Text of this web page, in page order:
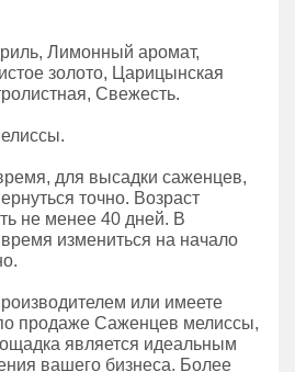
Лимонный аромат,
золото, Царицынская
Свежесть.
для высадки саженцев,
точно. Возраст
не менее 40 дней. В
измениться на начало
или имеете
продаже Саженцев мелиссы,
является идеальным
вашего бизнеса. Более